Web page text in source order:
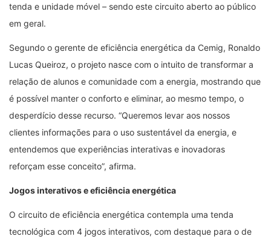
tenda e unidade móvel – sendo este circuito aberto ao público
em geral.
Segundo o gerente de eficiência energética da Cemig, Ronaldo
Lucas Queiroz, o projeto nasce com o intuito de transformar a
relação de alunos e comunidade com a energia, mostrando que
é possível manter o conforto e eliminar, ao mesmo tempo, o
desperdício desse recurso. “Queremos levar aos nossos
clientes informações para o uso sustentável da energia, e
entendemos que experiências interativas e inovadoras
reforçam esse conceito”, afirma.
Jogos interativos e eficiência energética
O circuito de eficiência energética contempla uma tenda
tecnológica com 4 jogos interativos, com destaque para o de